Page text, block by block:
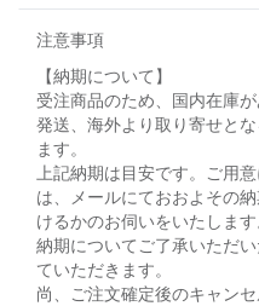
注意事項
【納期について】
受注商品のため、国内在庫
発送、海外より取り寄せと
ます。
上記納期は目安です。ご用
は、メールにておおよその
けるかのお伺いをいたします
納期についてご了承いただ
ていただきます。
尚、ご注文確定後のキャン